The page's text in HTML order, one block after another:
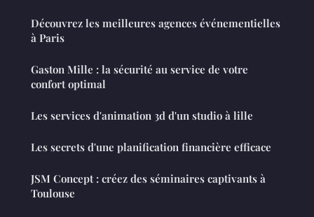
Découvrez les meilleures agences événementielles
à Paris
Gaston Mille : la sécurité au service de votre
confort optimal
Les services d'animation 3d d'un studio à lille
Les secrets d'une planification financière efficace
JSM Concept : créez des séminaires captivants à
Toulouse